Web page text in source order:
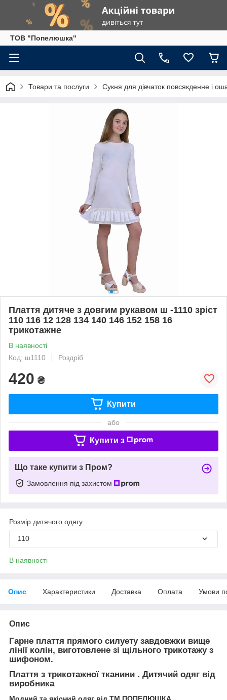
ТОВ "Попелюшка"
Товари та послуги Сукня для дівчаток повсякденне і
Плаття дитяче з довгим рукавом ш -1110 зріст
110 116 12 128 134 140 146 152 158 16
трикотажне
В наявності
Код: ш1110
Роздріб
420 ₴
Купити
або
Купити з
Що таке купити з Пром?
Замовлення під захистом
Розмір дитячого одягу
110
В наявності
Опис Характеристики Доставка Оплата Умови
Опис
Гарне плаття прямого силуету завдовжки вище
лінії колін, виготовлене зі щільного трикотажу з
шифоном.
Плаття з трикотажної тканини . Дитячий одяг від
виробника